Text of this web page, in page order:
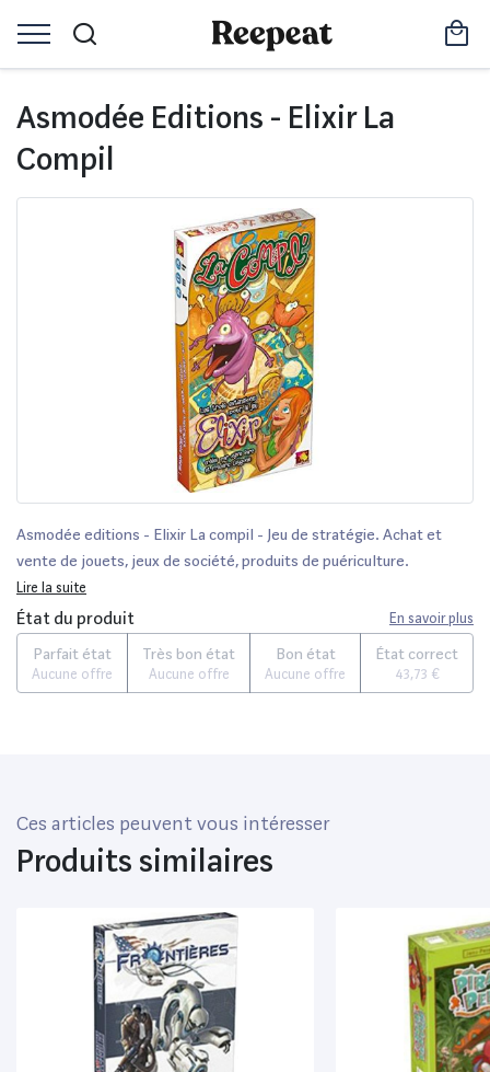
Asmodée Editions - Elixir La
Compil
Asmodée editions - Elixir La compil - Jeu de stratégie. Achat et
vente de jouets, jeux de société, produits de puériculture.
Découvrez les Univers Playmobil, Légo, FisherPrice, Vtech ainsi que
les grandes marques de puériculture : Chicco, Bébé Confort, Mac
Laren, Babybjörn...
Lire la suite
État du produit En savoir plus
Parfait état
Aucune offre
Très bon état
Aucune offre
Bon état
Aucune offre
État correct
43,73 €
Ces articles peuvent vous intéresser
Produits similaires